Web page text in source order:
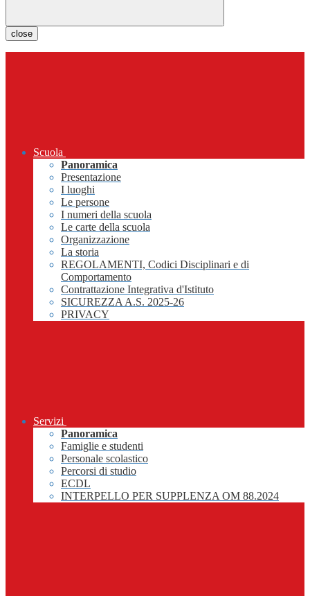
close
Scuola
Panoramica
Presentazione
I luoghi
Le persone
I numeri della scuola
Le carte della scuola
Organizzazione
La storia
REGOLAMENTI, Codici Disciplinari e di
Comportamento
Contrattazione Integrativa d'Istituto
SICUREZZA A.S. 2025-26
PRIVACY
Servizi
Panoramica
Famiglie e studenti
Personale scolastico
Percorsi di studio
ECDL
INTERPELLO PER SUPPLENZA OM 88.2024